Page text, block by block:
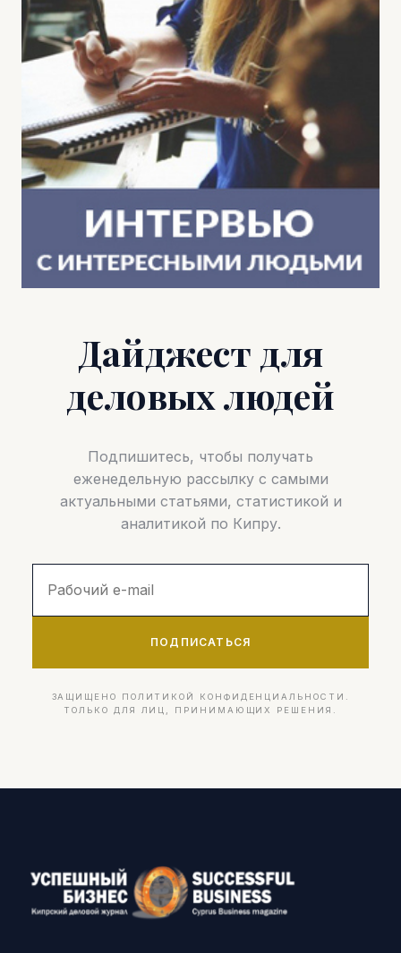
Дайджест для
деловых людей
Подпишитесь, чтобы получать
еженедельную рассылку с самыми
актуальными статьями, статистикой и
аналитикой по Кипру.
ПОДПИСАТЬСЯ
ЗАЩИЩЕНО ПОЛИТИКОЙ КОНФИДЕНЦИАЛЬНОСТИ.
ТОЛЬКО ДЛЯ ЛИЦ, ПРИНИМАЮЩИХ РЕШЕНИЯ.